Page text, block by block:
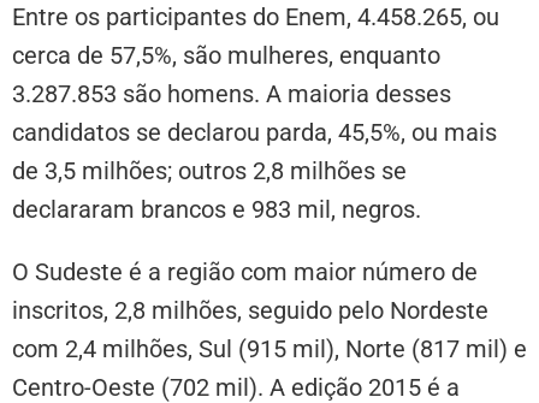
Entre os participantes do Enem, 4.458.265, ou
cerca de 57,5%, são mulheres, enquanto
3.287.853 são homens. A maioria desses
candidatos se declarou parda, 45,5%, ou mais
de 3,5 milhões; outros 2,8 milhões se
declararam brancos e 983 mil, negros.
O Sudeste é a região com maior número de
inscritos, 2,8 milhões, seguido pelo Nordeste
com 2,4 milhões, Sul (915 mil), Norte (817 mil) e
Centro-Oeste (702 mil). A edição 2015 é a